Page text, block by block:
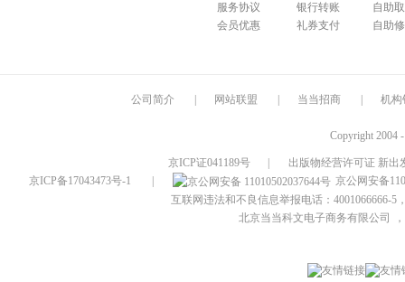
服务协议
会员优惠
银行转账
礼券支付
自助
自助
公司简介 网站联盟 当当招商 机构
Copyright 2004
京ICP证041189号
出版物经营许可证 新出
京ICP备17043473号-1
京公网安备
互联网违法和不良信息举报电话：4001066666-5
北京当当科文电子商务有限公司